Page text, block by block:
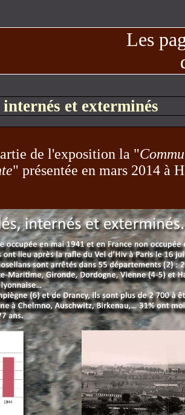
Les
et exterminés
de l'exposition la "
" présentée en mars 2014 à